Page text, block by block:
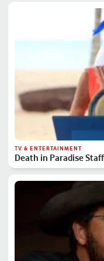
TV & ENTERTAINMENT
Death in Paradise